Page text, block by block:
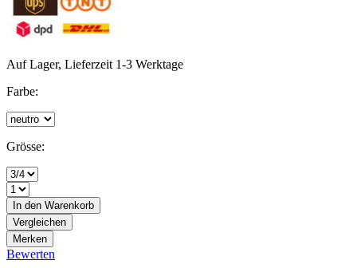
Auf Lager, Lieferzeit 1-3 Werktage
Farbe:
Grösse:
In den Warenkorb
Vergleichen
Merken
Bewerten